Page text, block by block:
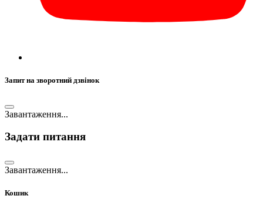
Запит на зворотний дзвінок
Завантаження...
Задати питання
Завантаження...
Кошик